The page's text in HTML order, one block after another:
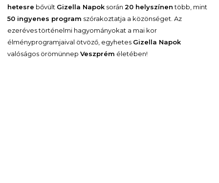
hetesre bővült Gizella Napok során 20 helyszínentöbb, mint
50 ingyenes program szórakoztatja a közönséget. Az
ezeréves történelmi hagyományokat a mai kor
élményprogramjaival ötvöző, egyhetes Gizella Napok
valóságos örömünnep Veszprém életében!